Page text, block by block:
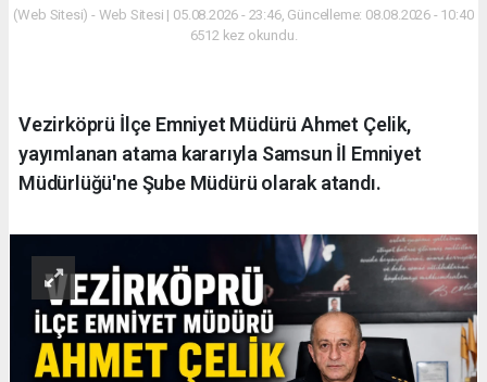
(Web Sitesi) - Web Sitesi | 05.08.2026 - 23:46, Güncelleme: 08.08.2026 - 10:40
6512 kez okundu.
Vezirköprü İlçe Emniyet Müdürü Ahmet Çelik,
yayımlanan atama kararıyla Samsun İl Emniyet
Müdürlüğü'ne Şube Müdürü olarak atandı.